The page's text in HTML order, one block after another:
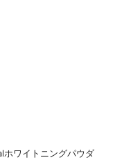
ホワイトニングパウダ